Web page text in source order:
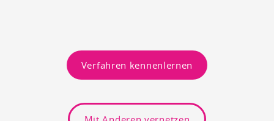
Verfahren kennenlernen